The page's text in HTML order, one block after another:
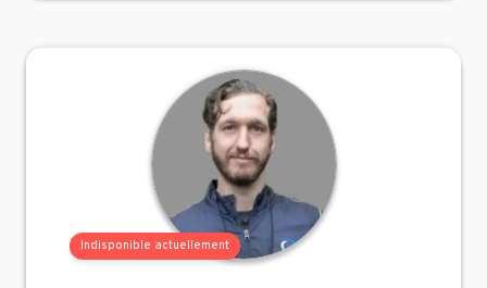
Indisponible actuellement